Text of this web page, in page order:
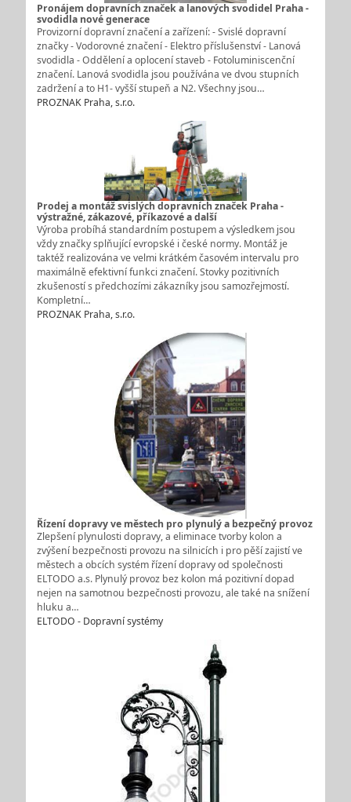
Pronájem dopravních značek a lanových svodidel Praha -
svodidla nové generace
Provizorní dopravní značení a zařízení: - Svislé dopravní
značky - Vodorovné značení - Elektro příslušenství - Lanová
svodidla - Oddělení a oplocení staveb - Fotoluminiscenční
značení. Lanová svodidla jsou používána ve dvou stupních
zadržení a to H1- vyšší stupeň a N2. Všechny jsou…
PROZNAK Praha, s.r.o.
Prodej a montáž svislých dopravních značek Praha -
výstražné, zákazové, příkazové a další
Výroba probíhá standardním postupem a výsledkem jsou
vždy značky splňující evropské i české normy. Montáž je
taktéž realizována ve velmi krátkém časovém intervalu pro
maximálně efektivní funkci značení. Stovky pozitivních
zkušeností s předchozími zákazníky jsou samozřejmostí.
Kompletní…
PROZNAK Praha, s.r.o.
Řízení dopravy ve městech pro plynulý a bezpečný provoz
Zlepšení plynulosti dopravy, a eliminace tvorby kolon a
zvýšení bezpečnosti provozu na silnicích i pro pěší zajistí ve
městech a obcích systém řízení dopravy od společnosti
ELTODO a.s. Plynulý provoz bez kolon má pozitivní dopad
nejen na samotnou bezpečnosti provozu, ale také na snížení
hluku a…
ELTODO - Dopravní systémy